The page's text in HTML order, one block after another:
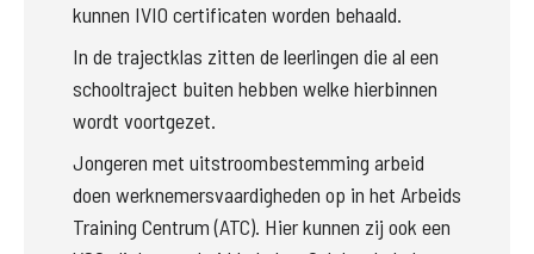
kunnen IVIO certificaten worden behaald.
In de trajectklas zitten de leerlingen die al een
schooltraject buiten hebben welke hierbinnen
wordt voortgezet.
Jongeren met uitstroombestemming arbeid
doen werknemersvaardigheden op in het Arbeids
Training Centrum (ATC). Hier kunnen zij ook een